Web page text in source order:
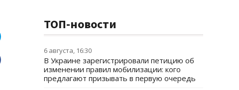
ТОП-новости
6 августа, 16:30
В Украине зарегистрировали петицию об
изменении правил мобилизации: кого
предлагают призывать в первую очередь